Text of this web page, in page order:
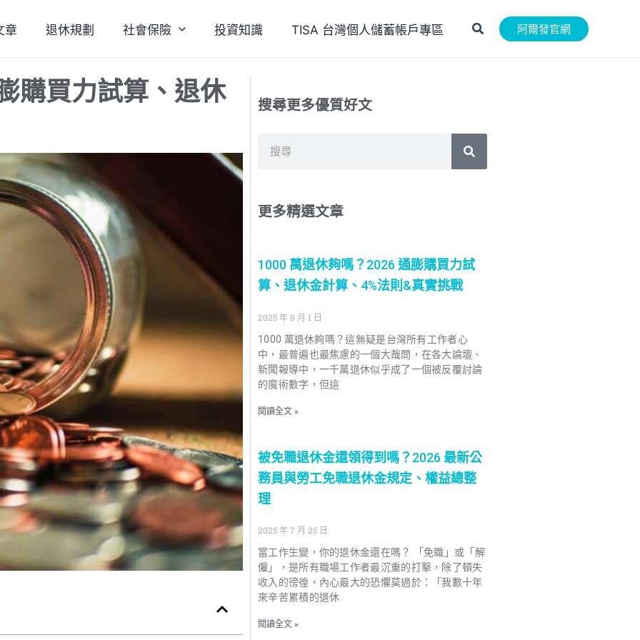
章 退休規劃 社會保險 投資知識 TISA 台灣個人儲蓄帳戶專區
搜
阿爾發官網
購買力試算、退休 搜尋更多優質好文
更多精選文章
1000 萬退休夠嗎？2026 通膨購買力試
算、退休金計算、4%法則&真實挑戰
2025 年 8 月 1 日
1000 萬退休夠嗎？這無疑是台灣所有工作者心
中，最普遍也最焦慮的一個大哉問，在各大論壇、
新聞報導中，一千萬退休似乎成了一個被反覆討論
的魔術數字，但這
閱讀全文 »
被免職退休金還領得到嗎？2026 最新公
務員與勞工免職退休金規定、權益總整
理
2025 年 7 月 25 日
當工作生變，你的退休金還在嗎？ 「免職」或「解
僱」，是所有職場工作者最沉重的打擊，除了頓失
收入的徬徨，內心最大的恐懼莫過於：「我數十年
來辛苦累積的退休
閱讀全文 »